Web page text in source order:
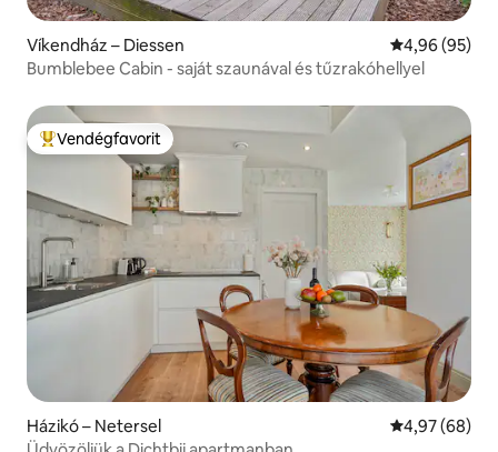
Víkendház – Diessen Átlagos
4,96 (95)
Bumblebee Cabin - saját szaunával és tűzrakóhellyel
Kiemelt vendégfavorit
Vendégfavorit
Házikó – Netersel Átlagos
4,97 (68)